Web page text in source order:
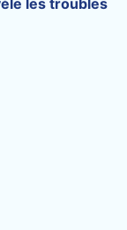
les troubles